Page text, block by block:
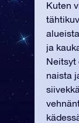
Kuten
ja
Neitsyt
naista